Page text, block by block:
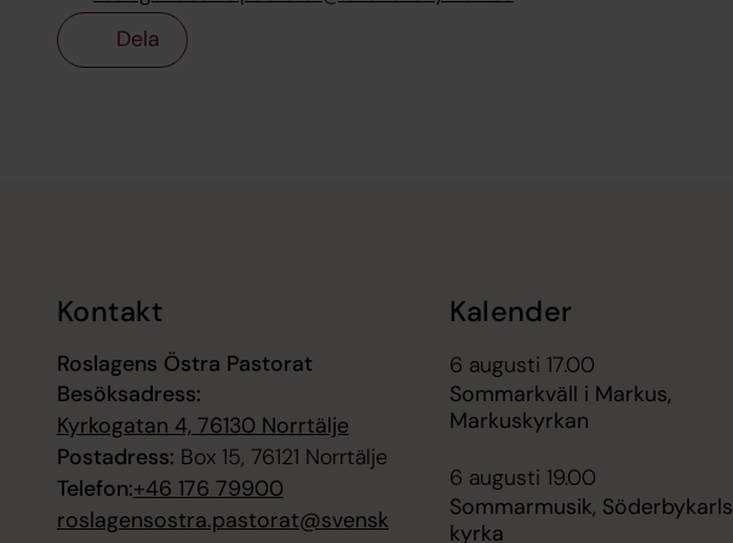
Dela
Kontakt
Roslagens Östra Pastorat
Besöksadress:
Kyrkogatan 4, 76130 Norrtälje
Postadress: Box 15, 76121 Norrtälje
Telefon:+46 176 79900
roslagensostra.pastorat@svensk
Kalender
6 augusti 17.00
Sommarkväll i Markus,
Markuskyrkan
6 augusti 19.00
Sommarmusik, Söderbykarls
kyrka